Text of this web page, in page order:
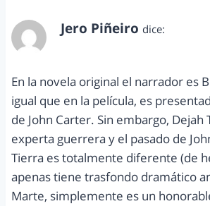
Jero Piñeiro dice:
En la novela original el narrador es
igual que en la película, es
de John Carter. Sin embargo, Dejah
experta guerrera y el pasado de
Tierra es totalmente diferente (de
apenas tiene trasfondo dramático
Marte, simplemente es un